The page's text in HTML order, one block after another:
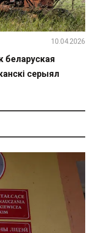
беларуская
серыял
10.04.2026